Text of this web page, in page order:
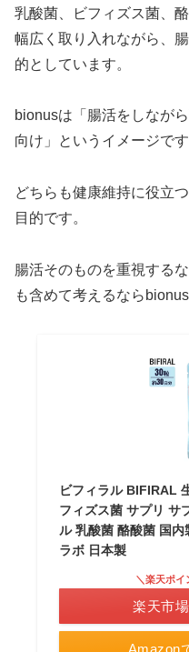
乳酸菌、ビフィズス菌、
幅広く取り入れながら、
的としています。
bionusは「腸活をしなが
向け」というイメージです
どちらも健康維持に役立
目的です。
腸活そのものを重視する
も含めて考えるなら
ビフィラル BIFIRAL
フィズス菌 サプリ サ
ル 乳酸菌 酪酸菌 国
ラボ 日本製
Amazon
＼楽天ポイ
楽天市